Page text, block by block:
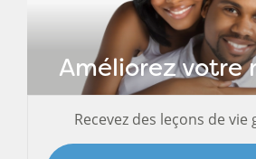
Améliorez votre
Recevez des leçons de